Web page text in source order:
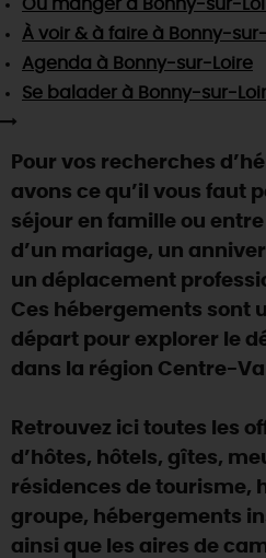
TOUTES LES
Visitesgourmandeset
Vins etvignobles
Chic,une aire de pique-
Par ici lesguinguettes
La Route des Métiers d'Art
TOUT L'ART
Des vacances
(re)Découvrir les
Une saison
Rendez-vous de
Des sorties en
Programme des
Où
SE REPÉRER,SE
INFOS &
Où manger à Bonny-sur-
À voir & à faire à Bonny-
Agenda à Bonny-sur-Loire
Se balader à Bonny-sur-
Pour vos recherches
avons ce qu’il vous faut
séjour en famille ou
d’un mariage, un
un déplacement
Ces hébergements sont
départ pour explorer le
dans la région Centre-
Retrouvez ici toutes les
d’hôtes, hôtels, gîtes,
résidences de tourisme,
groupe, hébergements
ainsi que les aires de